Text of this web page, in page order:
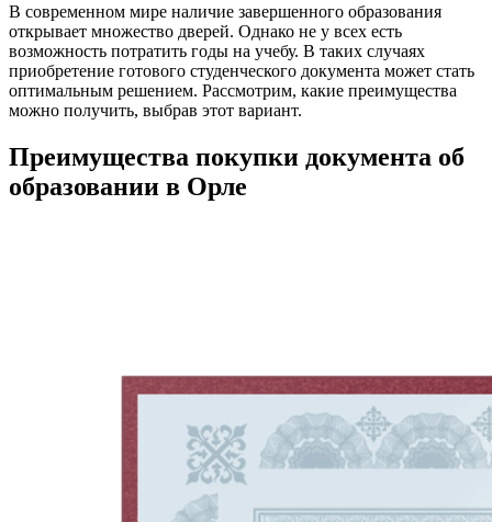
В современном мире наличие завершенного образования
открывает множество дверей. Однако не у всех есть
возможность потратить годы на учебу. В таких случаях
приобретение готового студенческого документа может стать
оптимальным решением. Рассмотрим, какие преимущества
можно получить, выбрав этот вариант.
Преимущества покупки документа об
образовании в Орле